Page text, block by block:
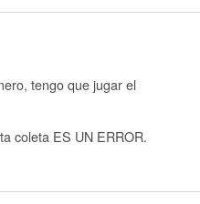
tengo que jugar el
coleta ES UN ERROR.